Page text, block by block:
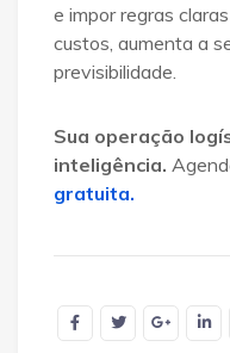
e impor regras
custos, aumenta a
previsibilidade.
Sua operação
inteligência.
gratuita.